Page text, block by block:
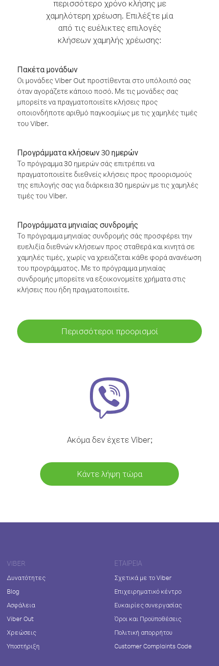
περισσότερο χρόνο κλήσης με
χαμηλότερη χρέωση. Επιλέξτε μία
από τις ευέλικτες επιλογές
κλήσεων χαμηλής χρέωσης:
Πακέτα μονάδων
Οι μονάδες Viber Out προστίθενται στο υπόλοιπό σας
όταν αγοράζετε κάποιο ποσό. Με τις μονάδες σας
μπορείτε να πραγματοποιείτε κλήσεις προς
οποιονδήποτε αριθμό παγκοσμίως με τις χαμηλές τιμές
του Viber.
Προγράμματα κλήσεων 30 ημερών
Το πρόγραμμα 30 ημερών σάς επιτρέπει να
πραγματοποιείτε διεθνείς κλήσεις προς προορισμούς
της επιλογής σας για διάρκεια 30 ημερών με τις χαμηλές
τιμές του Viber.
Προγράμματα μηνιαίας συνδρομής
Το πρόγραμμα μηνιαίας συνδρομής σάς προσφέρει την
ευελιξία διεθνών κλήσεων προς σταθερά και κινητά σε
χαμηλές τιμές, χωρίς να χρειάζεται κάθε φορά ανανέωση
του προγράμματος. Με το πρόγραμμα μηνιαίας
συνδρομής μπορείτε να εξοικονομείτε χρήματα στις
κλήσεις που ήδη πραγματοποιείτε.
Περισσότεροι προορισμοί
Ακόμα δεν έχετε Viber;
Κάντε λήψη τώρα
VIBER
Δυνατότητες
Blog
Ασφάλεια
Viber Out
Χρεώσεις
Υποστήριξη
ΕΤΑΙΡΕΊΑ
Σχετικά με το Viber
Επιχειρηματικό κέντρο
Ευκαιρίες συνεργασίας
Όροι και Προϋποθέσεις
Πολιτική απορρήτου
Customer Complaints Code